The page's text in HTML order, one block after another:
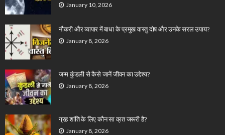
January 10, 2026
नौकरी और व्यापार में बाधा के प्रमुख वास्तु दोष और उनके सरल उपाय?
January 8, 2026
जन्म कुंडली से कैसे जानें जीवन का उद्देश्य?
January 8, 2026
ग्रह शांति के लिए कौन सा व्रत जरूरी है?
January 8, 2026